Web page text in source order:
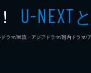
！ U-NEXT
マ/韓流・アジアドラマ/国内ドラマ/